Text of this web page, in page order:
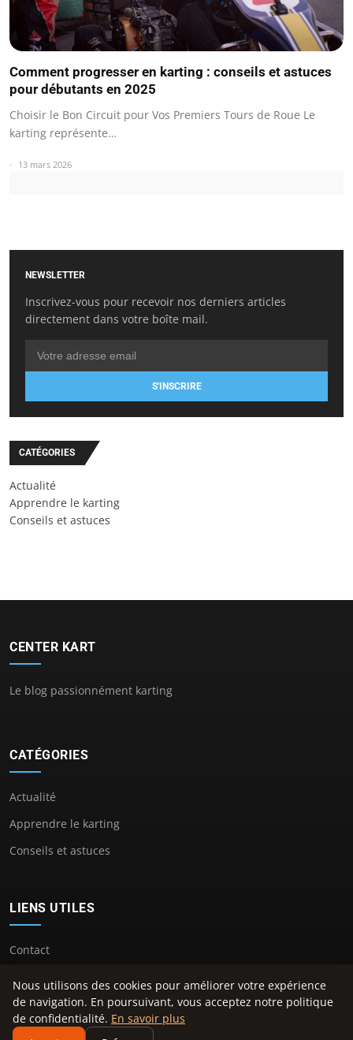
Comment progresser en karting : conseils et astuces
pour débutants en 2025
Choisir le Bon Circuit pour Vos Premiers Tours de Roue Le
karting représente…
13 mars 2026
NEWSLETTER
Inscrivez-vous pour recevoir nos derniers articles
directement dans votre boîte mail.
S'INSCRIRE
CATÉGORIES
Actualité
Apprendre le karting
Conseils et astuces
CENTER KART
Le blog passionnément karting
CATÉGORIES
Actualité
Apprendre le karting
Conseils et astuces
LIENS UTILES
Contact
© 2026 Center Kart. Tous droits réservés.
Nous utilisons des cookies pour améliorer votre expérience
de navigation. En poursuivant, vous acceptez notre politique
de confidentialité. En savoir plus